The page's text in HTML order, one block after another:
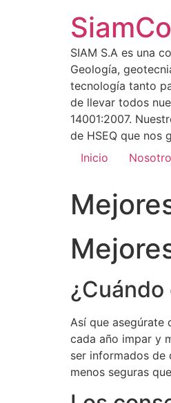
SIAM S.A es una
Geología,
tecnología tanto
de llevar todos
14001:2007.
de HSEQ que nos
Inicio
Así que asegúrate
cada año impar y
ser informados de
menos seguras